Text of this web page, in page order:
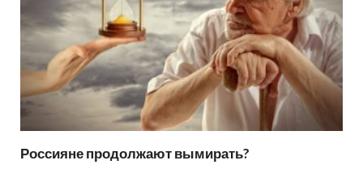
Россияне продолжают вымирать?